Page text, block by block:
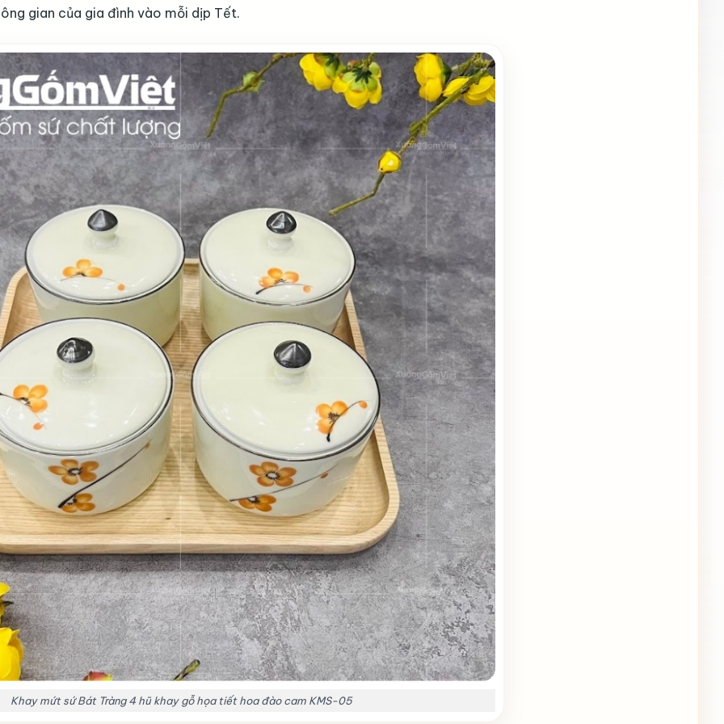
gian của gia đình vào mỗi dịp Tết.
Khay mứt sứ Bát Tràng 4 hũ khay gỗ họa tiết hoa đào cam KMS-05